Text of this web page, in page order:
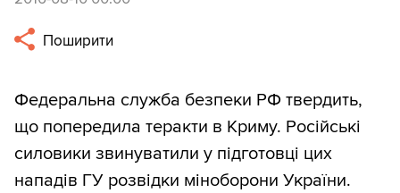
Поширити
Федеральна служба безпеки РФ твердить,
що попередила теракти в Криму. Російські
силовики звинуватили у підготовці цих
нападів ГУ розвідки міноборони України.